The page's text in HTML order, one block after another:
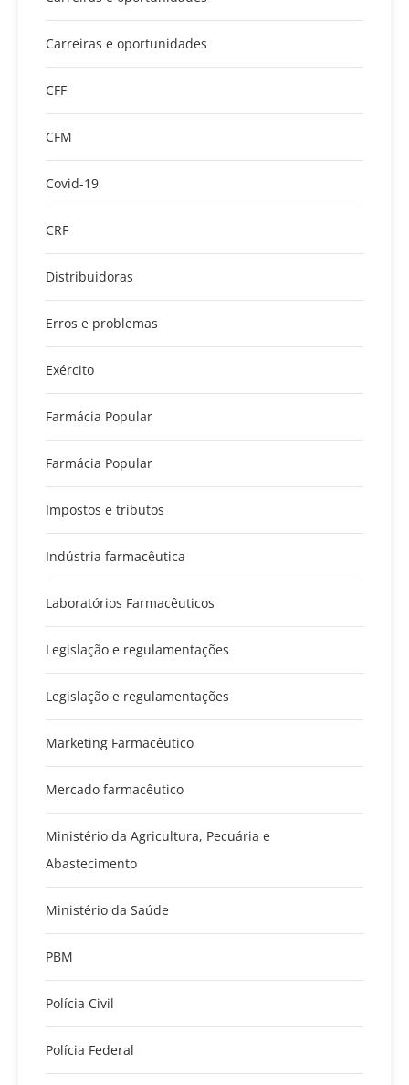
Carreiras e oportunidades
CFF
CFM
Covid-19
CRF
Distribuidoras
Erros e problemas
Exército
Farmácia Popular
Farmácia Popular
Impostos e tributos
Indústria farmacêutica
Laboratórios Farmacêuticos
Legislação e regulamentações
Legislação e regulamentações
Marketing Farmacêutico
Mercado farmacêutico
Ministério da Agricultura, Pecuária e
Abastecimento
Ministério da Saúde
PBM
Polícia Civil
Polícia Federal